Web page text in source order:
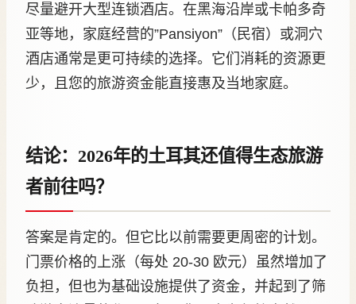
尽量避开大型连锁酒店。在黑海沿岸或卡帕多奇
亚等地，家庭经营的”Pansiyon”（民宿）或洞穴
酒店通常是更可持续的选择。它们消耗的资源更
少，且您的旅游资金能直接惠及当地家庭。
结论：2026年的土耳其还值得生态旅游
者前往吗？
答案是肯定的。但它比以前需要更周密的计划。
门票价格的上涨（每处 20-30 欧元）虽然增加了
负担，但也为基础设施提供了资金，并起到了筛